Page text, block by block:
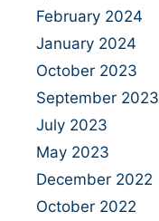
February 2024
January 2024
October 2023
September 2023
July 2023
May 2023
December 2022
October 2022